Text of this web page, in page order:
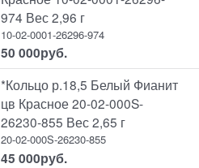
974 Вес 2,96 г
10-02-0001-26296-974
50 000руб.
*Кольцо р.18,5 Белый Фианит
цв Красное 20-02-000S-
26230-855 Вес 2,65 г
20-02-000S-26230-855
45 000руб.